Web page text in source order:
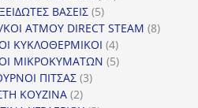
ΒΑΣΕΙΣ 55
προϊόντα
ΑΤΜΟΥ DIRECT STEAM 88
ΚΥΚΛΟΘΕΡΜΙΚΟΙ 44
προϊόντα
ΜΙΚΡΟΚΥΜΑΤΩΝ 55
ΠΙΤΣΑΣ 33
ΚΟΥΖΙΝΑ 22